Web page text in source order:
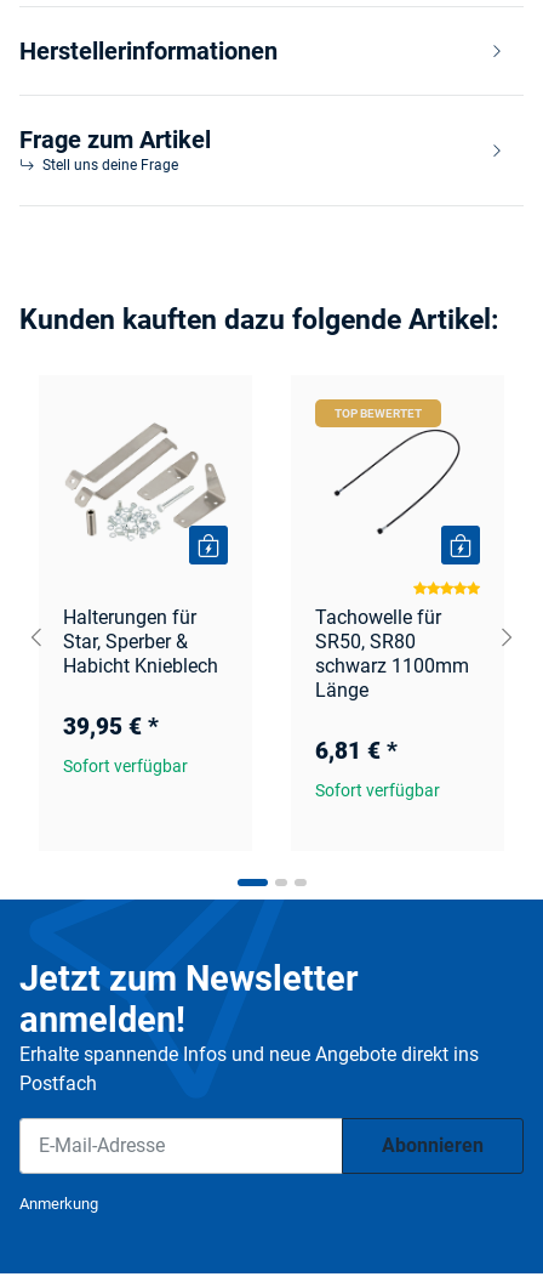
Herstellerinformationen
Frage zum Artikel
Stell uns deine Frage
Kunden kauften dazu folgende Artikel:
Halterungen für
Star, Sperber &
Habicht Knieblech
39,95 € *
Sofort verfügbar
TOP BEWERTET
Tachowelle für
SR50, SR80
schwarz 1100mm
Länge
6,81 € *
Sofort verfügbar
Jetzt zum Newsletter
anmelden!
Erhalte spannende Infos und neue Angebote direkt ins
Postfach
Abonnieren
Anmerkung